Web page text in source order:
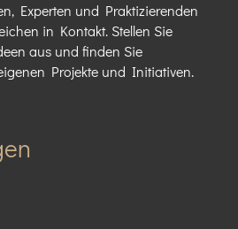
Experten und Praktizierenden
in Kontakt. Stellen Sie
aus und finden Sie
Projekte und Initiativen.